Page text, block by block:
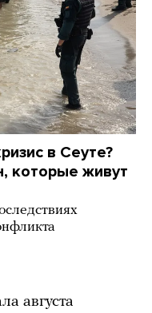
в Сеуте?
которые живут
августа